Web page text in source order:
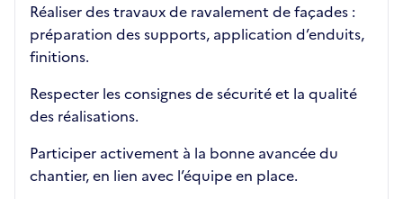
Réaliser des travaux de ravalement de façades :
préparation des supports, application d’enduits,
finitions.
Respecter les consignes de sécurité et la qualité
des réalisations.
Participer activement à la bonne avancée du
chantier, en lien avec l’équipe en place.